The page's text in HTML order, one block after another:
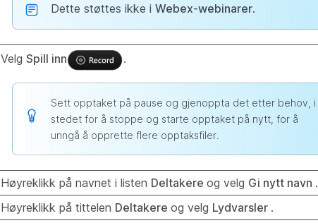
Dette støttes ikke i Webex-webinarer.
Velg Spill inn .
Sett opptaket på pause og gjenoppta det etter behov, i
stedet for å stoppe og starte opptaket på nytt, for å
unngå å opprette flere opptaksfiler.
Høyreklikk på navnet i listen Deltakere og velg Gi nytt navn .
Høyreklikk på tittelen Deltakere og velg Lydvarsler .